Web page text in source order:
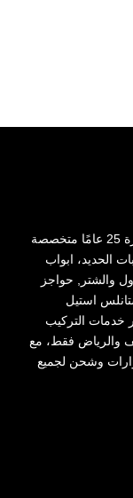
متجر الابواب (Doors Store) شركة سعودية بخبرة 25 عامًا متخصصة
الحديد، ابواب
والشتر, حواجز
استيل
خدمات التركيب
والرياض فقط، مع
وشحن لجميع